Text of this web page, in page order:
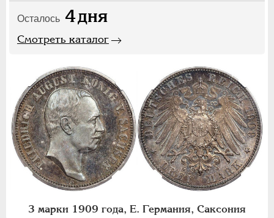
Осталось 4дня
Смотреть каталог
3 марки 1909 года, Е. Германия, Саксония